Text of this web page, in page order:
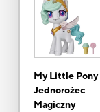
My Little Pony
Jednorożec
Magiczny